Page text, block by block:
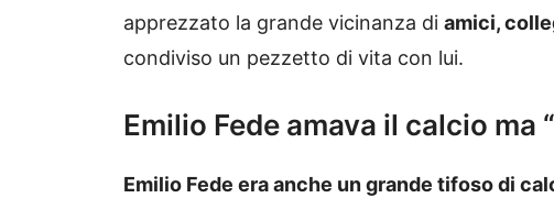
apprezzato la grande vicinanza di amici,
condiviso un pezzetto di vita con lui.
Emilio Fede amava il calcio ma
Emilio Fede era anche un grande tifoso di